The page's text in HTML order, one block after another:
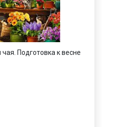
Подготовка к весне